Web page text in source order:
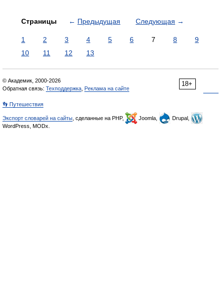
Страницы ← Предыдущая Следующая →
1 2 3 4 5 6 7 8
9
10
11 12 13
18+
© Академик, 2000-2026
Обратная связь: Техподдержка Реклама на сайте
👣 Путешествия
Экспорт словарей на сайты , сделанные на PHP, Joomla,
Drupal,
WordPress, MODx.